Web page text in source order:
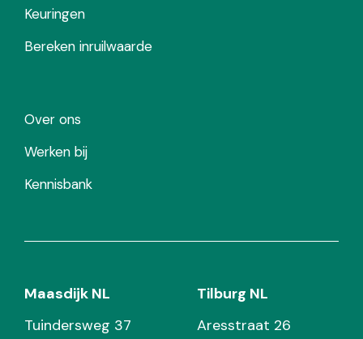
Keuringen
Bereken inruilwaarde
Over ons
Werken bij
Kennisbank
Maasdijk NL
Tuindersweg 37
Tilburg NL
Aresstraat 26